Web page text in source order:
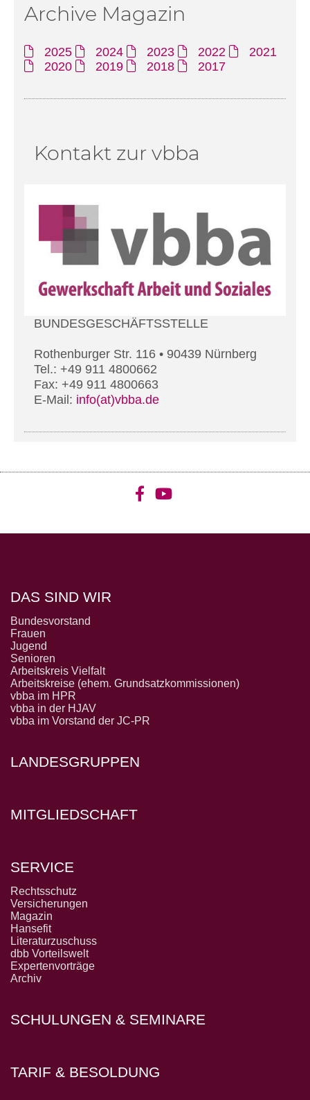
Archive Magazin
2025 2024 2023 2022
2021
2020
2019 2018 2017
Kontakt zur vbba
BUNDESGESCHÄFTSSTELLE
Rothenburger Str. 116 • 90439 Nürnberg
Tel.: +49 911 4800662
Fax: +49 911 4800663
E-Mail: info(at)vbba.de
DAS SIND WIR
Bundesvorstand
Frauen
Jugend
Senioren
Arbeitskreis Vielfalt
Arbeitskreise (ehem. Grundsatzkommissionen)
vbba im HPR
vbba in der HJAV
vbba im Vorstand der JC-PR
LANDESGRUPPEN
MITGLIEDSCHAFT
SERVICE
Rechtsschutz
Versicherungen
Magazin
Hansefit
Literaturzuschuss
dbb Vorteilswelt
Expertenvorträge
Archiv
SCHULUNGEN & SEMINARE
TARIF & BESOLDUNG